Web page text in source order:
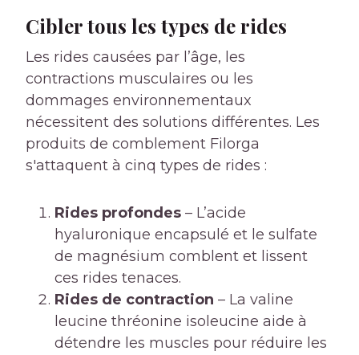
Cibler tous les types de rides
Les rides causées par l’âge, les
contractions musculaires ou les
dommages environnementaux
nécessitent des solutions différentes. Les
produits de comblement Filorga
s'attaquent à cinq types de rides :
Rides profondes – L’acide
hyaluronique encapsulé et le sulfate
de magnésium comblent et lissent
ces rides tenaces.
Rides de contraction – La valine
leucine thréonine isoleucine aide à
détendre les muscles pour réduire les